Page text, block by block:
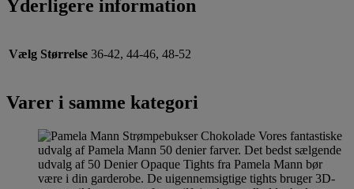
Yderligere information
Vælg Størrelse 36-42, 44-46, 48-52
Varer i samme kategori